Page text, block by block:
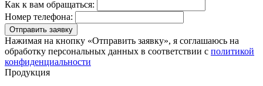
Как к вам обращаться:
Номер телефона:
Отправить заявку
Нажимая на кнопку «Отправить заявку», я соглашаюсь на
обработку персональных данных в соответствии с политикой
конфиденциальности
Продукция